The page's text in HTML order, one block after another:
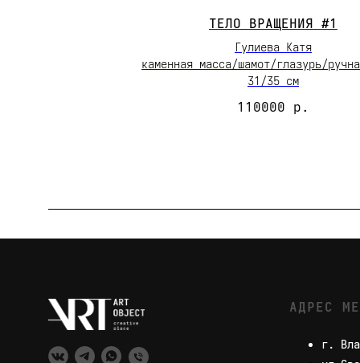
ТЕЛО ВРАЩЕНИЯ #1
Гулиева Катя
каменная масса/шамот/глазурь/
31/35 см
110000 р.
АДРЕС
г.